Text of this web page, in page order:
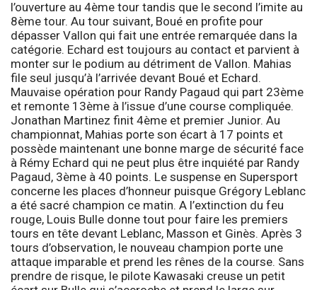
l’ouverture au 4ème tour tandis que le second l’imite au
8ème tour. Au tour suivant, Boué en profite pour
dépasser Vallon qui fait une entrée remarquée dans la
catégorie. Echard est toujours au contact et parvient à
monter sur le podium au détriment de Vallon. Mahias
file seul jusqu’à l’arrivée devant Boué et Echard.
Mauvaise opération pour Randy Pagaud qui part 23ème
et remonte 13ème à l’issue d’une course compliquée.
Jonathan Martinez finit 4ème et premier Junior. Au
championnat, Mahias porte son écart à 17 points et
possède maintenant une bonne marge de sécurité face
à Rémy Echard qui ne peut plus être inquiété par Randy
Pagaud, 3ème à 40 points. Le suspense en Supersport
concerne les places d’honneur puisque Grégory Leblanc
a été sacré champion ce matin. A l’extinction du feu
rouge, Louis Bulle donne tout pour faire les premiers
tours en tête devant Leblanc, Masson et Ginès. Après 3
tours d’observation, le nouveau champion porte une
attaque imparable et prend les rênes de la course. Sans
prendre de risque, le pilote Kawasaki creuse un petit